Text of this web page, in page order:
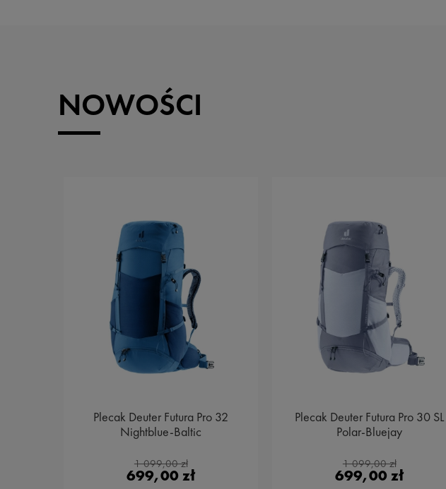
NOWOŚCI
Plecak Deuter Futura Pro 32
Nightblue-Baltic
1 099,00 zł
699,00 zł
Plecak Deuter Futura Pro 30 SL
Polar-Bluejay
1 099,00 zł
699,00 zł